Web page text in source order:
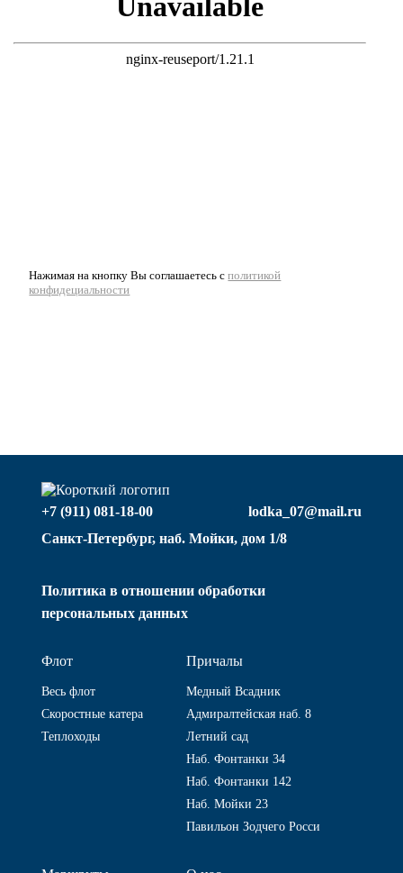
Нажимая на кнопку Вы соглашаетесь сполитикой
конфидециальности
+7 (911) 081-18-00
lodka_07@mail.ru
Санкт-Петербург, наб. Мойки, дом 1/8
Политика в отношении обработки
персональных данных
Флот
Весь флот
Скоростные катера
Теплоходы
Причалы
Медный Всадник
Адмиралтейская наб. 8
Летний сад
Наб. Фонтанки 34
Наб. Фонтанки 142
Наб. Мойки 23
Павильон Зодчего Росси